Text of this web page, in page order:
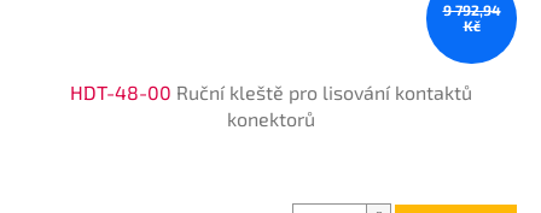
9 792,94
Kč
HDT-48-00 Ruční kleště pro lisování kontaktů
konektorů